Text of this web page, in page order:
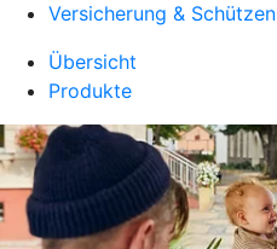
Versicherung & Schützen
Übersicht
Produkte